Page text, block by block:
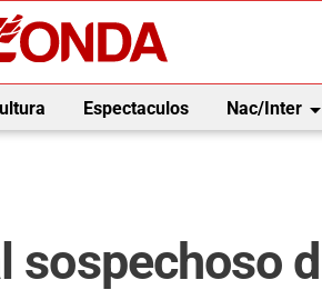
Espectaculos Nac/Inter
sospechoso